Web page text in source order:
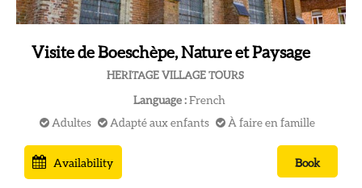
Visite de Boeschèpe, Nature et Paysage
HERITAGE VILLAGE TOURS
Language : French
Adultes
Adapté aux enfants À faire en famille
Availability Book